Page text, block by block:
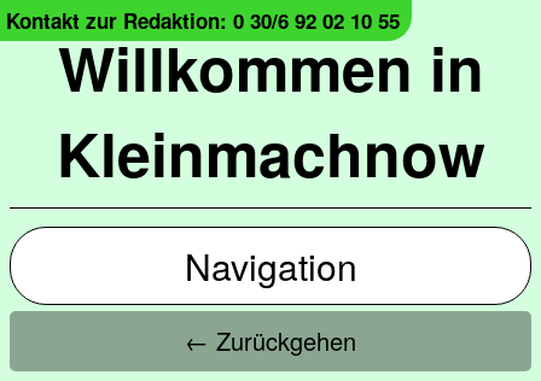
Willkommen in
Kleinmachnow
Kontakt zur Redaktion: 0 30/6 92 02 10 55
Navigation
← Zurückgehen